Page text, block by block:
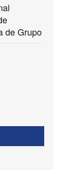
de Grupo